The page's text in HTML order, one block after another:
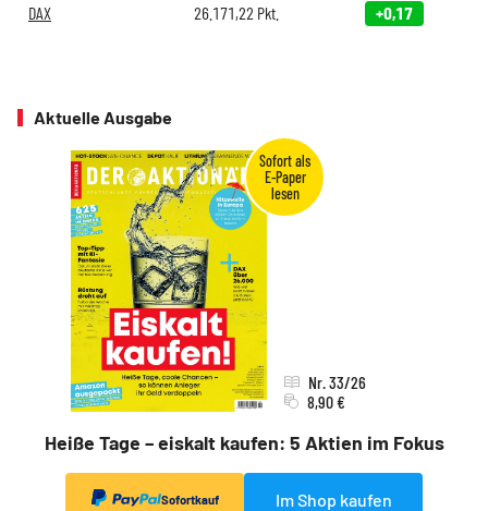
DAX 26.171,22 Pkt. +0,17
Aktuelle Ausgabe
Heiße Tage – eiskalt kaufen: 5 Aktien im Fokus
Nr. 33/26
8,90 €
Sofortkauf Im Shop kaufen